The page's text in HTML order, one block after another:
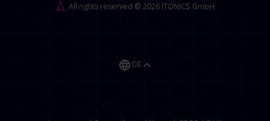
All rights reserved © 2026 ITONICS GmbH
DE